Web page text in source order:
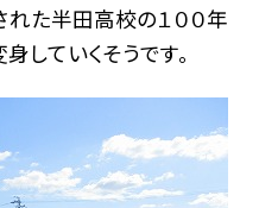
れた半田高校の１００年
していくそうです。